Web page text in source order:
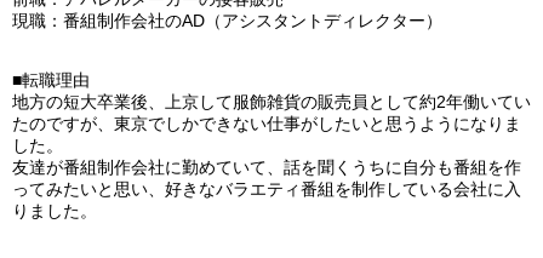
現職：番組制作会社のAD（アシスタントディレクター）
■転職理由
地方の短大卒業後、上京して服飾雑貨の販売員として約2年働いてい
たのですが、東京でしかできない仕事がしたいと思うようになりま
した。
友達が番組制作会社に勤めていて、話を聞くうちに自分も番組を作
ってみたいと思い、好きなバラエティ番組を制作している会社に入
りました。